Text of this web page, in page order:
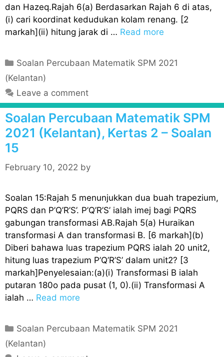
dan Hazeq.Rajah 6(a) Berdasarkan Rajah 6 di atas,
(i) cari koordinat kedudukan kolam renang. [2
markah](ii) hitung jarak di … Read more
C
a
e
o
r
i
s
Soalan Percubaan Matematik SPM 2021
(Kelantan)
Leave a comment
Soalan Percubaan Matematik SPM
2021 (Kelantan), Kertas 2 – Soalan
15
February 10, 2022 by
Soalan 15:Rajah 5 menunjukkan dua buah trapezium,
PQRS dan P’Q’R’S’. P’Q’R’S’ ialah imej bagi PQRS
gabungan transformasi AB.Rajah 5(a) Huraikan
transformasi A dan transformasi B. [6 markah](b)
Diberi bahawa luas trapezium PQRS ialah 20 unit2,
hitung luas trapezium P’Q’R’S’ dalam unit2? [3
markah]Penyelesaian:(a)(i) Transformasi B ialah
putaran 180o pada pusat (1, 0).(ii) Transformasi A
ialah … Read more
C
a
Soalan Percubaan Matematik SPM 2021
(Kelantan)